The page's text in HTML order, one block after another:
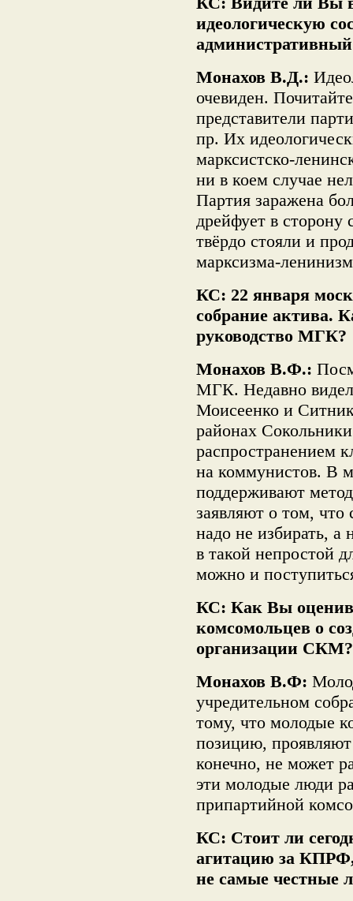
идеологическую
Монахов В.Д.:
очевиден.
представители
пр. Их
марксистско-
ни в коем случае
Партия заражена
дрейфует в
твёрдо стояли и
марксизма-
КС: 22 января
собрание актива.
руководство МГК?
Монахов В.Ф.:
МГК. Недавно
Моисеенко и
районах
распространением
на коммунистов. В
поддерживают
заявляют о том, что
надо не избирать, а
в такой непростой
можно и
КС: Как Вы
комсомольцев о
организации СКМ?
Монахов В.Ф:
учредительном
тому, что молодые
позицию,
конечно, не может
эти молодые люди
припартийной
КС: Стоит ли
агитацию за КПРФ,
не самые честные